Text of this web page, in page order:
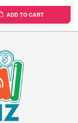
ADD TO CART